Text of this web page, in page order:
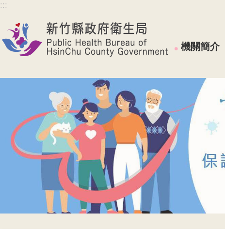
跳到主要內容區塊
:::
機關簡介